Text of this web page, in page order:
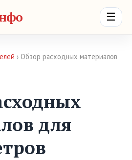
☰
› Обзор расходных материалов
для